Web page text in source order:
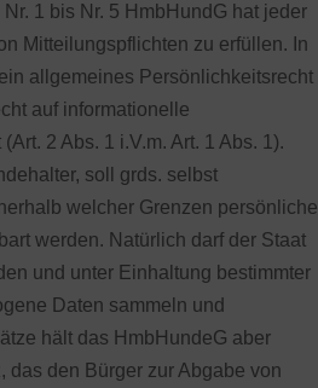
1 bis Nr. 5 HmbHundG hat jeder
Mitteilungspflichten zu erfüllen. In
allgemeines Persönlichkeitsrecht
auf informationelle
2 Abs. 1 i.V.m. Art. 1 Abs. 1).
soll grds. selbst
welcher Grenzen persönliche
werden. Natürlich darf der Staat
und unter Einhaltung bestimmter
Daten sammeln und
hält das HmbHundeG aber
das den Bürger zur Abgabe von